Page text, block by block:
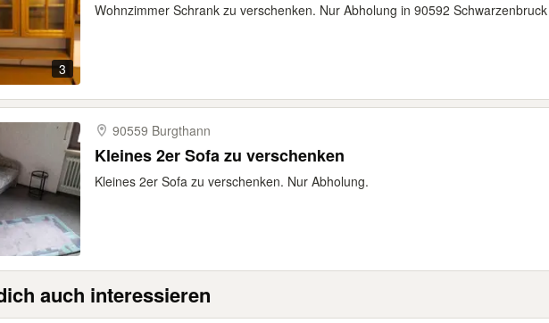
3
Wohnzimmer Schrank zu verschenken. Nur Abholung in 90592 Schwarzenbruck
90559 Burgthann
Kleines 2er Sofa zu verschenken
Kleines 2er Sofa zu verschenken. Nur Abholung.
auch interessieren